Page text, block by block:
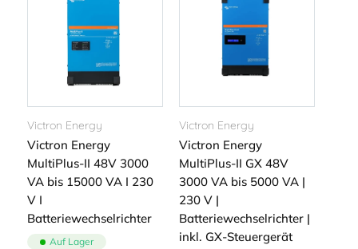
Victron Energy
Victron Energy
MultiPlus-II 48V 3000
VA bis 15000 VA I 230
V I
Batteriewechselrichter
Auf Lager
Victron Energy
Victron Energy
MultiPlus-II GX 48V
3000 VA bis 5000 VA |
230 V |
Batteriewechselrichter |
inkl. GX-Steuergerät